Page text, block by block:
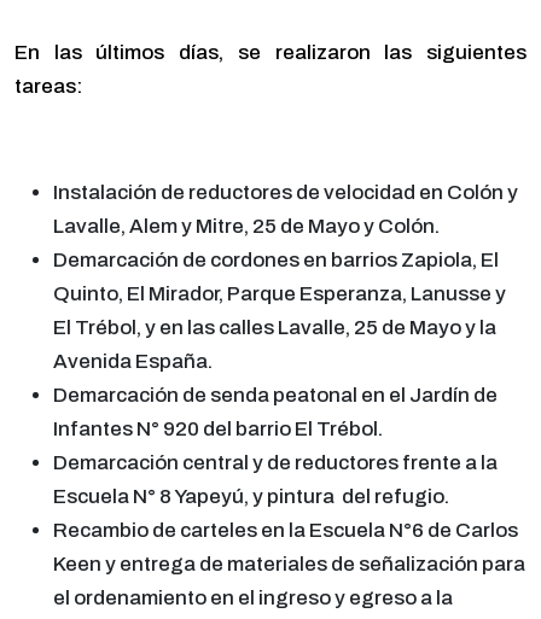
En las últimos días, se realizaron las siguientes
tareas:
Instalación de reductores de velocidad en Colón y
Lavalle, Alem y Mitre, 25 de Mayo y Colón.
Demarcación de cordones en barrios Zapiola, El
Quinto, El Mirador, Parque Esperanza, Lanusse y
El Trébol, y en las calles Lavalle, 25 de Mayo y la
Avenida España.
Demarcación de senda peatonal en el Jardín de
Infantes N° 920 del barrio El Trébol.
Demarcación central y de reductores frente a la
Escuela N° 8 Yapeyú, y pintura del refugio.
Recambio de carteles en la Escuela N°6 de Carlos
Keen y entrega de materiales de señalización para
el ordenamiento en el ingreso y egreso a la